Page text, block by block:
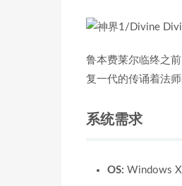
鲁本费莱尔临终之
复一代的传诵着法师
系统需求
OS: Windows